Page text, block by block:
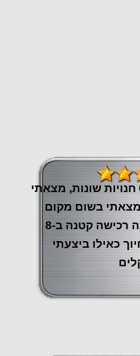
אחרי שהסתובבתי ב-6 חנויות שונות, מצאתי
בשום מקום
אחר. ולמרות שזו הייתה רכישה קטנה ב-8
כאילו ביצעתי